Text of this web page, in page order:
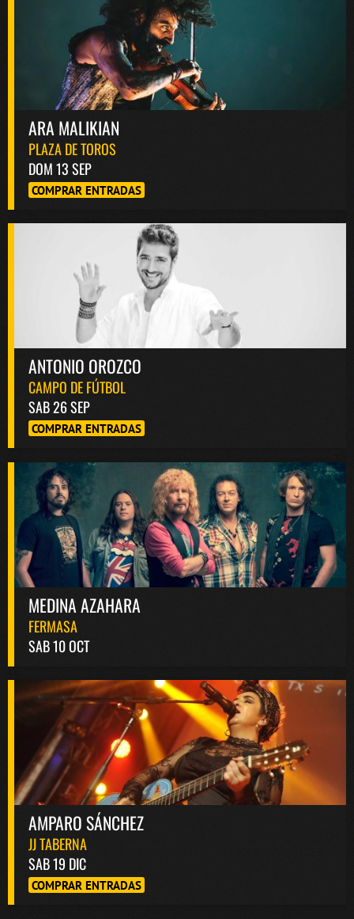
ARA MALIKIAN
PLAZA DE TOROS
DOM 13 SEP
COMPRAR ENTRADAS
ANTONIO OROZCO
CAMPO DE FÚTBOL
SAB 26 SEP
COMPRAR ENTRADAS
MEDINA AZAHARA
FERMASA
SAB 10 OCT
AMPARO SÁNCHEZ
JJ TABERNA
SAB 19 DIC
COMPRAR ENTRADAS